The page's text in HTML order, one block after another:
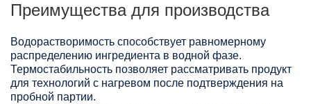
Преимущества для производства
Водорастворимость способствует равномерному
распределению ингредиента в водной фазе.
Термостабильность позволяет рассматривать продукт
для технологий с нагревом после подтверждения на
пробной партии.